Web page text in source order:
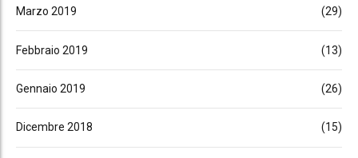
Marzo 2019 (29)
Febbraio 2019 (13)
Gennaio 2019 (26)
Dicembre 2018 (15)